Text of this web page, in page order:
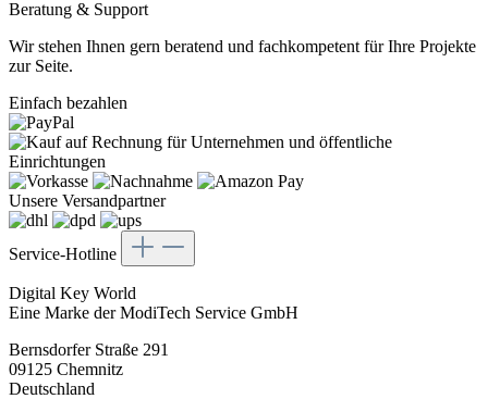
Beratung & Support
Wir stehen Ihnen gern beratend und fachkompetent für Ihre Projekte
zur Seite.
Einfach bezahlen
Unsere Versandpartner
Service-Hotline
Digital Key World
Eine Marke der ModiTech Service GmbH
Bernsdorfer Straße 291
09125 Chemnitz
Deutschland